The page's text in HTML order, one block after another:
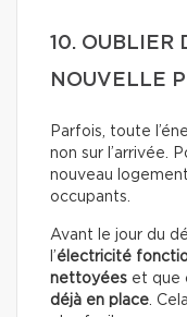
10. OUBLIER
NOUVELLE
Parfois, toute
non sur l’arrivée.
nouveau
occupants.
Avant le jour du
l’électricité
nettoyées et que
déjà en place.